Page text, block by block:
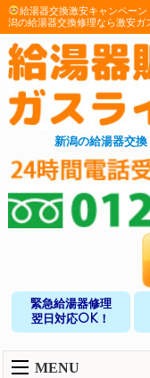
給湯器交換激安キャンペー
潟の給湯器交換修理なら激安ガ
新潟の給湯器交
緊急給湯器修理
翌日対応OK！
MENU